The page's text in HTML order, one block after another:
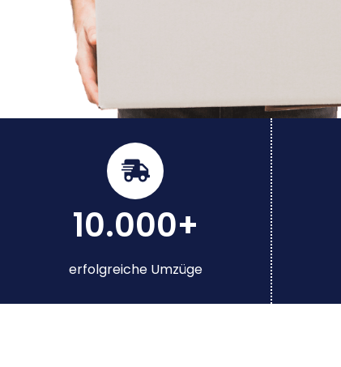
10.000+
erfolgreiche Umzüge